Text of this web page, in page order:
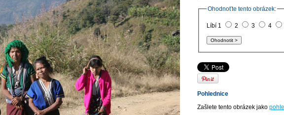
Ohodnoťte tento obrázek:
Líbí 1 2 3 4
Pohlednice
Zašlete tento obrázek jako